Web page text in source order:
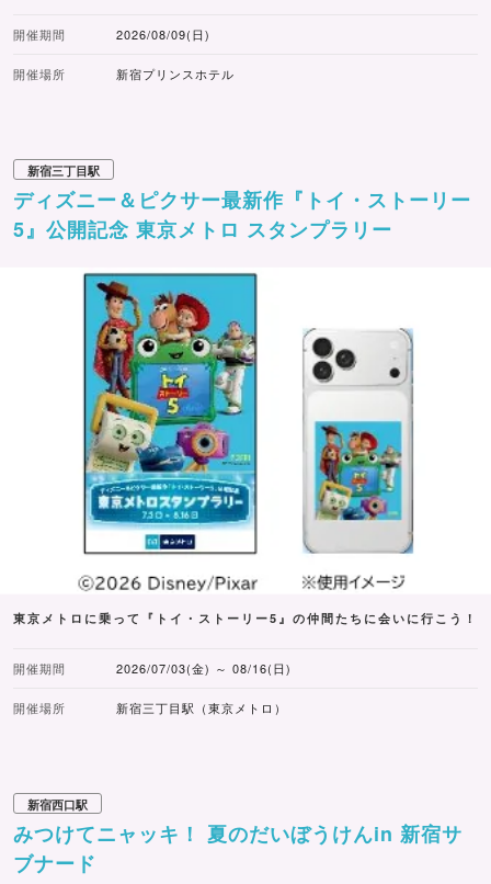
開催期間 2026/08/09(日)
開催場所 新宿プリンスホテル
新宿三丁目駅
ディズニー＆ピクサー最新作『トイ・ストーリー
5』公開記念 東京メトロ スタンプラリー
東京メトロに乗って『トイ・ストーリー5』の仲間たちに会いに行こう！
開催期間 2026/07/03(金) ～ 08/16(日)
開催場所 新宿三丁目駅（東京メトロ）
新宿西口駅
みつけてニャッキ！ 夏のだいぼうけんin 新宿サ
ブナード